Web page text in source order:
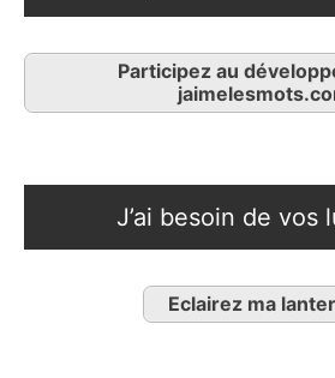
Participez au
J’ai besoin de vos
Eclairez ma